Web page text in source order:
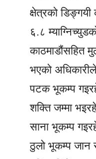
क्षेत्रको
६.८
काठमाडौंसहित
भएको
पटक भूकम्प
शक्ति जम्मा
साना भूकम्प
ठुलो भूकम्प जान